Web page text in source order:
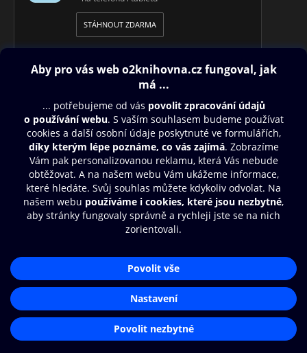
STÁHNOUT ZDARMA
Obsah ke stažení
Moje O2 Knihovna
Další zábava
© O2 Czech Republic a.s.
Zásady zpracování osobních údajů
Nastavení cookies
Aplikace O2 Knihovna
Čti a poslouchej své e-knihy a
audioknihy rychleji a pohodlněji.